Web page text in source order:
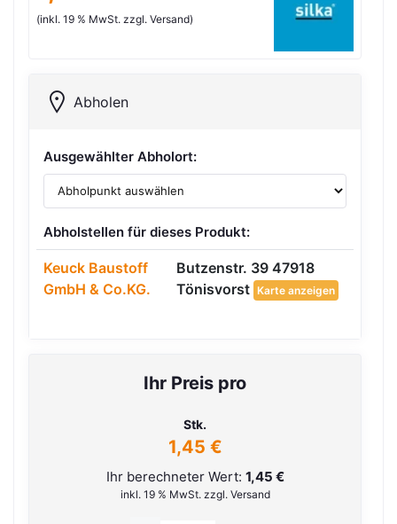
(inkl. 19 % MwSt. zzgl. Versand)
Abholen
Ausgewählter Abholort:
Abholstellen für dieses Produkt:
Keuck Baustoff
GmbH & Co.KG.
Butzenstr. 39 47918
Tönisvorst Karte anzeigen
Ihr Preis pro
Stk.
1,45 €
Ihr berechneter Wert: 1,45 €
inkl. 19 % MwSt. zzgl. Versand